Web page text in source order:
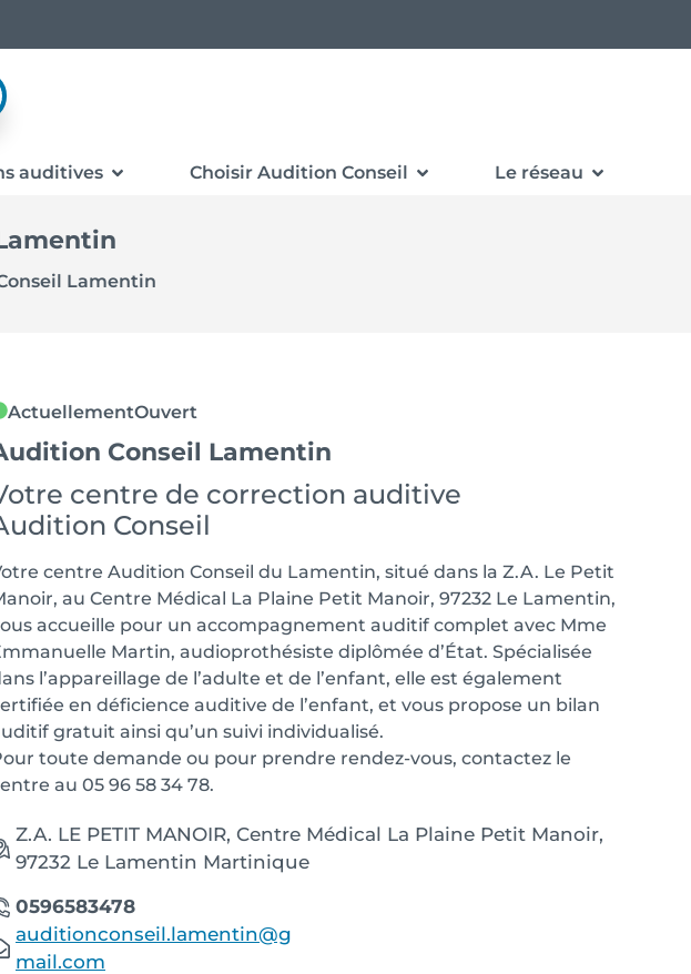
auditives Choisir Audition Conseil Le réseau
Lamentin
ActuellementOuvert
Conseil Lamentin
centre de correction auditive
Conseil
centre Audition Conseil du Lamentin, situé dans la Z.A. Le Petit
au Centre Médical La Plaine Petit Manoir, 97232 Le Lamentin,
accueille pour un accompagnement auditif complet avec Mme
Martin, audioprothésiste diplômée d’État. Spécialisée
l’appareillage de l’adulte et de l’enfant, elle est également
en déficience auditive de l’enfant, et vous propose un bilan
gratuit ainsi qu’un suivi individualisé.
toute demande ou pour prendre rendez-vous, contactez le
au 05 96 58 34 78.
Z.A. LE PETIT MANOIR, Centre Médical La Plaine Petit Manoir,
97232 Le Lamentin Martinique
0596583478
auditionconseil.lamentin@g
mail.com